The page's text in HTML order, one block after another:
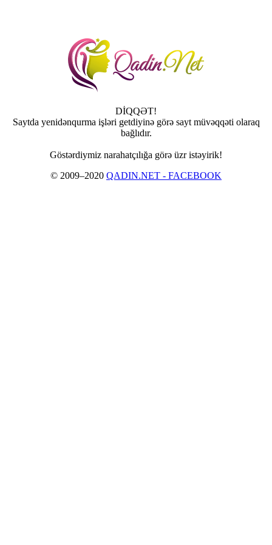
DİQQƏT!
Saytda yenidənqurma işləri getdiyinə görə sayt müvəqqəti olaraq
bağlıdır.
Göstərdiymiz narahatçılığa görə üzr istəyirik!
© 2009–2020 QADIN.NET - FACEBOOK